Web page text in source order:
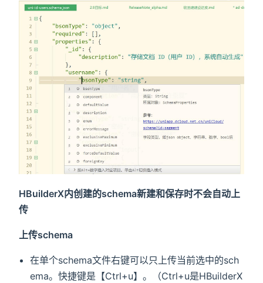
HBuilderX内创建的schema新建和保存时不会自动上
传
上传schema
在单个schema文件右键可以只上传当前选中的sch
ema。快捷键是【Ctrl+u】。（Ctrl+u是HBuilderX